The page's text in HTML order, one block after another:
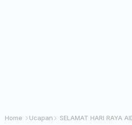
Home Ucapan SELAMAT HARI RAYA